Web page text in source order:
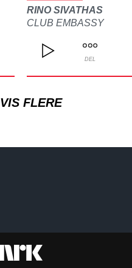
RINO SIVATHAS
CLUB EMBASSY
DEL
VIS FLERE